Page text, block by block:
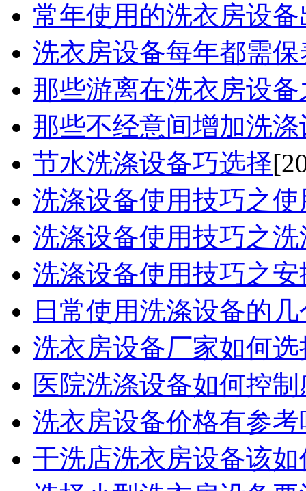
常年使用的洗衣房设备
洗衣房设备每年都需保
那些游离在洗衣房设备
那些不经意间增加洗涤
节水洗涤设备巧选择
洗涤设备使用技巧之使
洗涤设备使用技巧之洗
洗涤设备使用技巧之安
日常使用洗涤设备的
洗衣房设备厂家如何选
医院洗涤设备如何控制
洗衣房设备价格有参考
干洗店洗衣房设备该如